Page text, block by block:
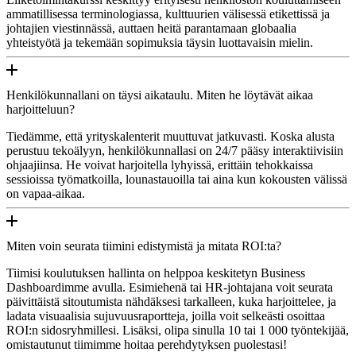
ammatillisessa terminologiassa, kulttuurien välisessä etikettissä ja
johtajien viestinnässä, auttaen heitä parantamaan globaalia
yhteistyötä ja tekemään sopimuksia täysin luottavaisin mielin.
Henkilökunnallani on täysi aikataulu. Miten he löytävät aikaa
harjoitteluun?
Tiedämme, että yrityskalenterit muuttuvat jatkuvasti. Koska alusta
perustuu tekoälyyn, henkilökunnallasi on 24/7 pääsy interaktiivisiin
ohjaajiinsa. He voivat harjoitella lyhyissä, erittäin tehokkaissa
sessioissa työmatkoilla, lounastauoilla tai aina kun kokousten välissä
on vapaa-aikaa.
Miten voin seurata tiimini edistymistä ja mitata ROI:ta?
Tiimisi koulutuksen hallinta on helppoa keskitetyn Business
Dashboardimme avulla. Esimiehenä tai HR-johtajana voit seurata
päivittäistä sitoutumista nähdäksesi tarkalleen, kuka harjoittelee, ja
ladata visuaalisia sujuvuusraportteja, joilla voit selkeästi osoittaa
ROI:n sidosryhmillesi. Lisäksi, olipa sinulla 10 tai 1 000 työntekijää,
omistautunut tiimimme hoitaa perehdytyksen puolestasi!